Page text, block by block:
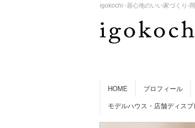
igokochi -居心地のいい家づくり
HOME プロフィール
モデルハウス・店舗ディス